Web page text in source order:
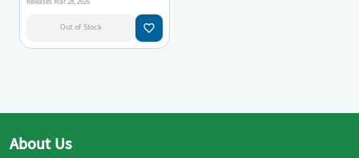
Releases Mar 28, 2026
Out of Stock favorite_border
About Us